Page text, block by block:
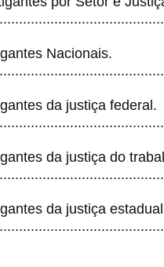
Nacionais.
da justiça federal.
da justiça do
da justiça